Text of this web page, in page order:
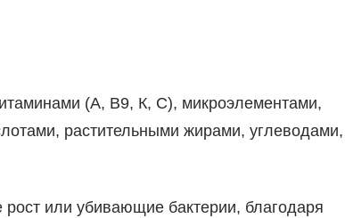
(А, В9, К, С), микроэлементами,
растительными жирами, углеводами,
или убивающие бактерии, благодаря